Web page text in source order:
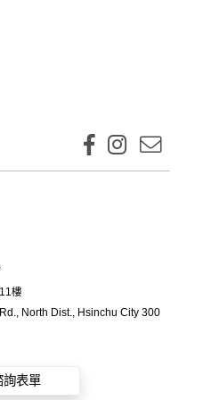
樓
North Dist., Hsinchu City 300
詢表單